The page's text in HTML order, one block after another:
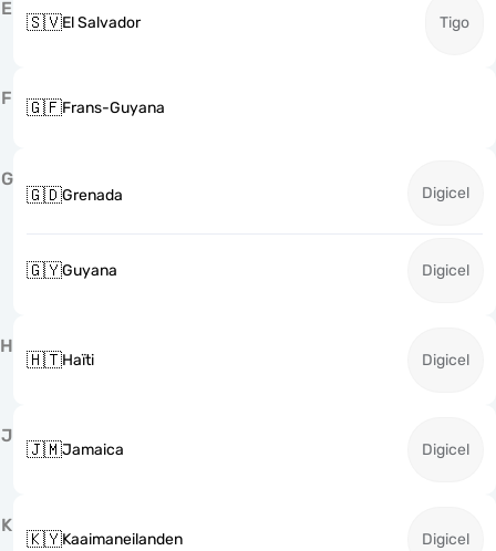
E
🇸🇻El Salvador Tigo
F 🇬🇫Frans-Guyana
G
🇬🇩Grenada Digicel
🇬🇾Guyana Digicel
H
🇭🇹Haïti Digicel
J
🇯🇲Jamaica Digicel
K
🇰🇾Kaaimaneilanden Digicel